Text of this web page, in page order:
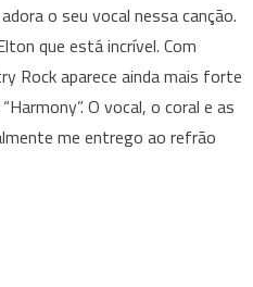
o seu vocal nessa canção.
que está incrível. Com
Rock aparece ainda mais forte
O vocal, o coral e as
me entrego ao refrão